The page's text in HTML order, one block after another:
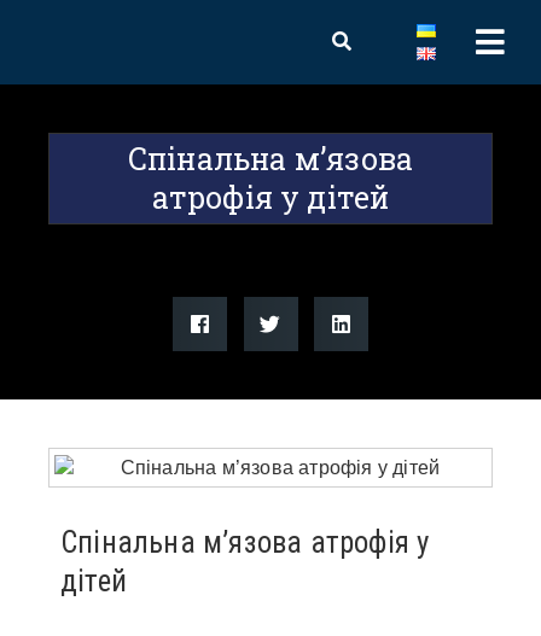
Спінальна м’язова
атрофія у дітей
Спінальна м’язова атрофія у
дітей